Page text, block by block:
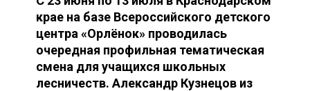
крае на базе Всероссийского детского
центра «Орлёнок» проводилась
очередная профильная тематическая
смена для учащихся школьных
лесничеств. Александр Кузнецов из